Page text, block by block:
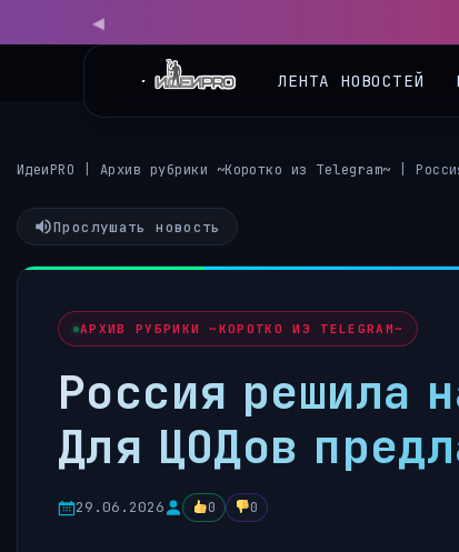
ИдеиPRO Архив рубрики ~Коротко из Telegram~
Прослушать новость
АРХИВ РУБРИКИ ~КОРОТКО ИЗ TELEGRAM~
Россия решила
Для ЦОДов
29.06.2026 0 0